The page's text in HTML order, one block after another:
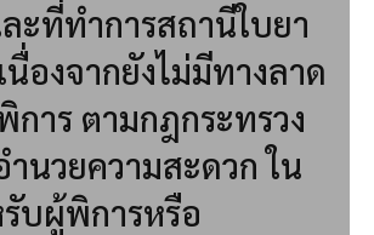
ละที่ทำการสถานีใบยา
นื่องจากยังไม่มีทางลาด
าร ตามกฎกระทรวง
นวยความสะดวก ใน
บผู้พิการหรือ